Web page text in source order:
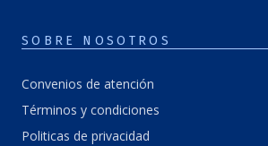
SOBRE NOSOTROS
Convenios de atención
Términos y condiciones
Politicas de privacidad